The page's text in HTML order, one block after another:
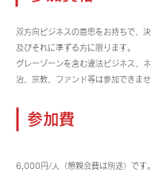
双方向ビジネスの意思をお持ちで、
及びそれに準ずる方に限ります。
グレーゾーンを含む違法ビジネス、
治、宗教、ファンド等は参加できませ
参加費
6,000円/人（懇親会費は別途）です。